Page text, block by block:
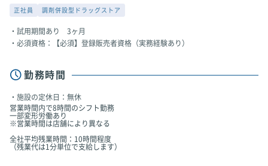
正社員 調剤併設型ドラッグストア
試用期間あり 3ヶ月
必須資格：【必須】登録販売者資格（実務経験あり）
勤務時間
施設の定休日：無休
営業時間内で8時間のシフト勤務
一部変形労働あり
※営業時間は店舗により異なる
全社平均残業時間：10時間程度
（残業代は1分単位で支給します）